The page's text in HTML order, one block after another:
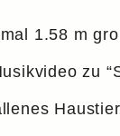
1.58 m
zu